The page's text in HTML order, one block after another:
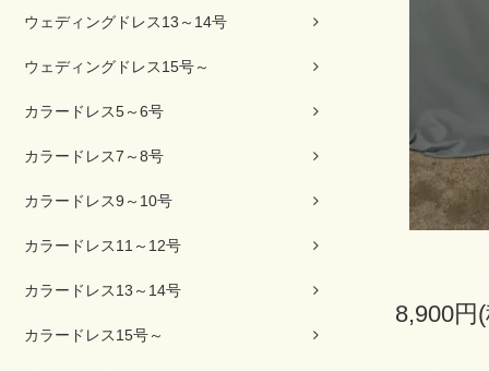
ウェディングドレス13～14号
ウェディングドレス15号～
カラードレス5～6号
カラードレス7～8号
カラードレス9～10号
カラードレス11～12号
カラードレス13～14号
カラードレス15号～
8,900円